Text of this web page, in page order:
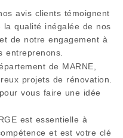
avis clients témoignent
qualité inégalée de nos
de notre engagement à
entreprenons.
de MARNE,
projets de rénovation.
vous faire une idée
est essentielle à
et est votre clé